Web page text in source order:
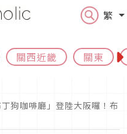
繁
關西近畿 關東
狗咖啡廳」登陸大阪囉！布